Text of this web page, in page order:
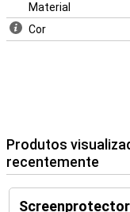
Material
Cor
Produtos
recentemente